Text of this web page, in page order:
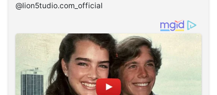
@lion5tudio.com_official